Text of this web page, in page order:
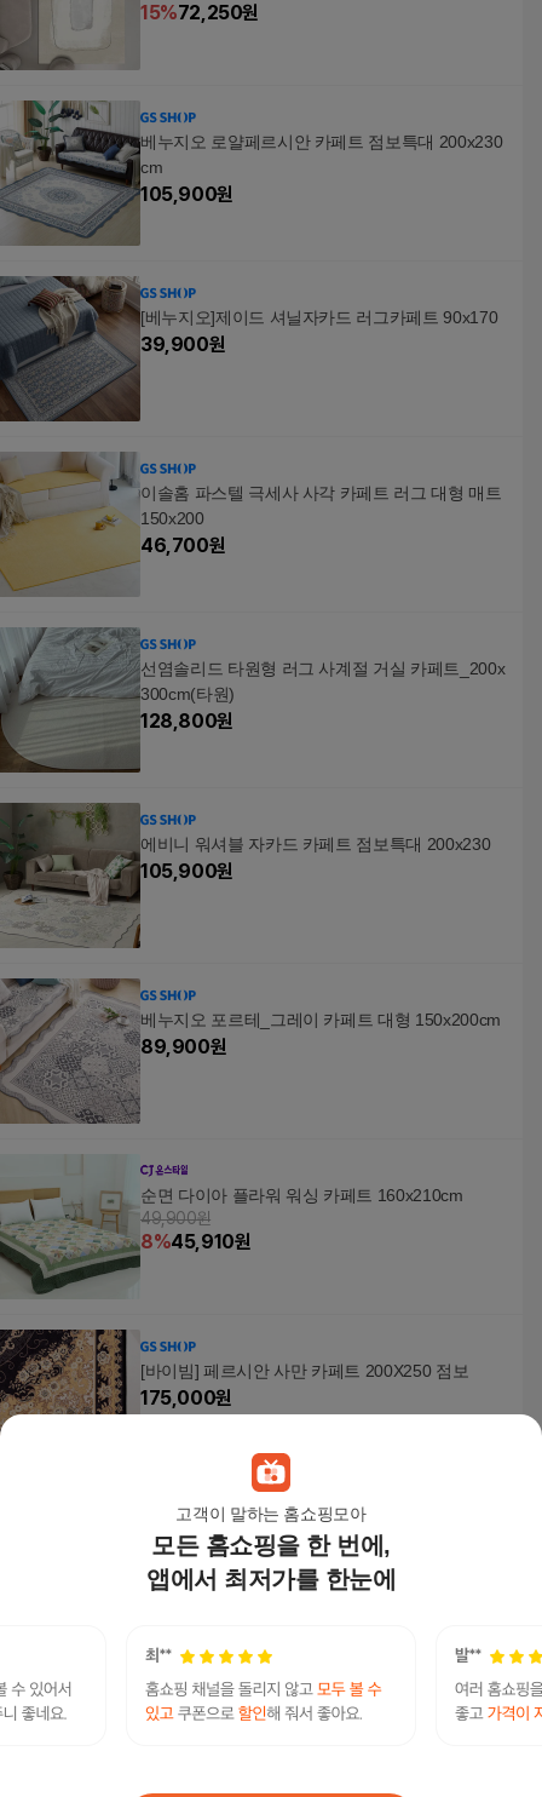
고객이 말하는 홈쇼핑모아
모든 홈쇼핑을 한 번에,
앱에서 최저가를 한눈에
15%72,250원
베누지오 로얄페르시안 카페트 점보특대 200x230
cm
105,900원
[베누지오]제이드 셔닐자카드 러그카페트 90x170
39,900원
이솔홈 파스텔 극세사 사각 카페트 러그 대형 매트
150x200
46,700원
선염솔리드 타원형 러그 사계절 거실 카페트_200x
300cm(타원)
128,800원
에비니 워셔블 자카드 카페트 점보특대 200x230
105,900원
베누지오 포르테_그레이 카페트 대형 150x200cm
89,900원
순면 다이아 플라워 워싱 카페트 160x210cm
49,900원
8%45,910원
[바이빔] 페르시안 사만 카페트 200X250 점보
175,000원
[바이빔] 바이빔 북유럽 덴마 울카페트 대형 130x1
90
350,000
150X200모던 레인보우벨로 거실 카페트